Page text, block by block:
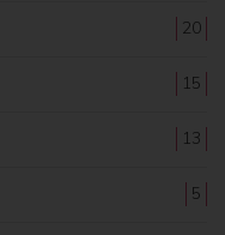
20
15
13
5